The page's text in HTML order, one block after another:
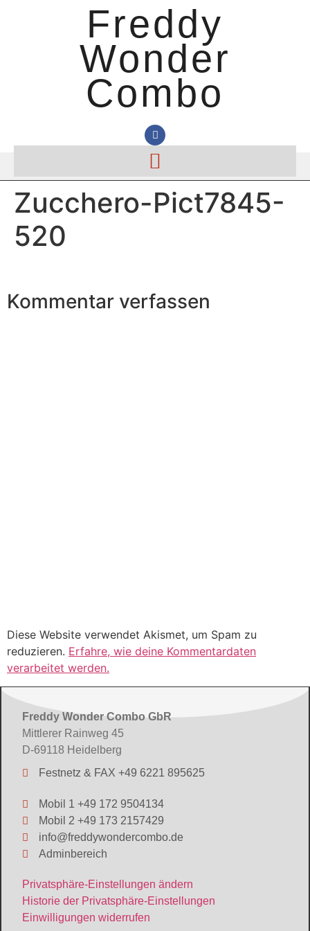
Freddy
Wonder
Combo
Zucchero-Pict7845-
520
Kommentar verfassen
Diese Website verwendet Akismet, um Spam zu
reduzieren. Erfahre, wie deine Kommentardaten
verarbeitet werden.
Freddy Wonder Combo GbR
Mittlerer Rainweg 45
D-69118 Heidelberg
Festnetz & FAX +49 6221 895625
Mobil 1 +49 172 9504134
Mobil 2 +49 173 2157429
info@freddywondercombo.de
Adminbereich
Privatsphäre-Einstellungen ändern
Historie der Privatsphäre-Einstellungen
Einwilligungen widerrufen